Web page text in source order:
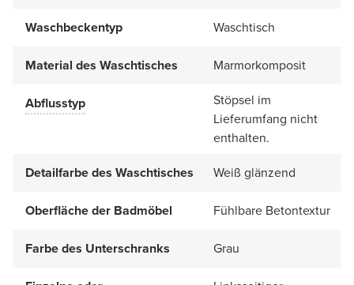
Waschbeckentyp Waschtisch
Material des Waschtisches Marmorkomposit
Abflusstyp
Stöpsel im
Lieferumfang nicht
enthalten.
Detailfarbe des Waschtisches
Weiß glänzend
Oberfläche der Badmöbel Fühlbare Betontextur
Farbe des Unterschranks Grau